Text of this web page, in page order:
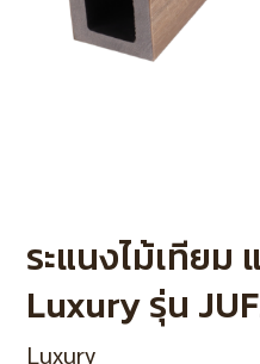
ระแนงไม้เทียม
Luxury รุ่น
Luxury